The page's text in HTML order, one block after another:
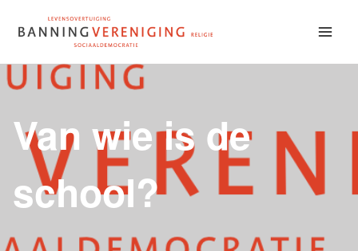
naar
Van wie is de
school?